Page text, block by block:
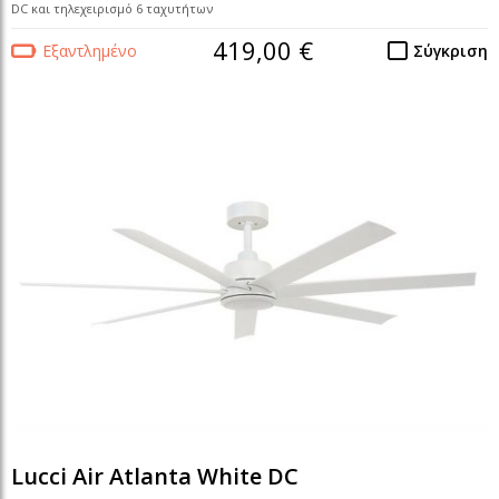
DC και τηλεχειρισμό 6 ταχυτήτων
Εξαντλημένο Σύγκριση
419,00 €
Lucci Air Atlanta White DC